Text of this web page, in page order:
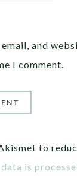
email, and
I comment.
to
is